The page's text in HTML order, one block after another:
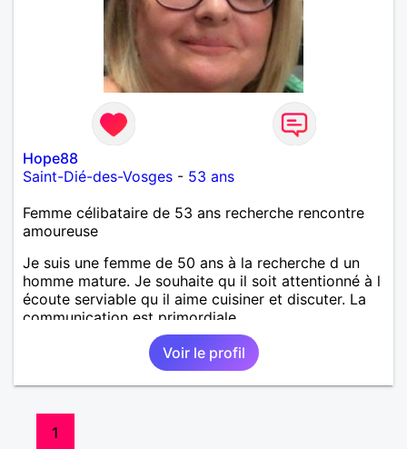
Hope88
Saint-Dié-des-Vosges - 53 ans
Femme célibataire de 53 ans recherche rencontre
amoureuse
Je suis une femme de 50 ans à la recherche d un
homme mature. Je souhaite qu il soit attentionné à l
écoute serviable qu il aime cuisiner et discuter. La
communication est primordiale.
Voir le profil
1